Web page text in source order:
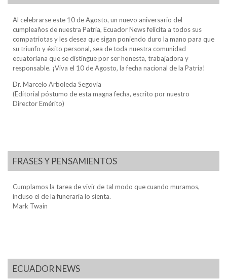
Al celebrarse este 10 de Agosto, un nuevo aniversario del
cumpleaños de nuestra Patria, Ecuador News felicita a todos sus
compatriotas y les desea que sigan poniendo duro la mano para que
su triunfo y éxito personal, sea de toda nuestra comunidad
ecuatoriana que se distingue por ser honesta, trabajadora y
responsable. ¡Viva el 10 de Agosto, la fecha nacional de la Patria!
Dr. Marcelo Arboleda Segovia
(Editorial póstumo de esta magna fecha, escrito por nuestro
Director Emérito)
FRASES Y PENSAMIENTOS
Cumplamos la tarea de vivir de tal modo que cuando muramos,
incluso el de la funeraria lo sienta.
Mark Twain
ECUADOR NEWS